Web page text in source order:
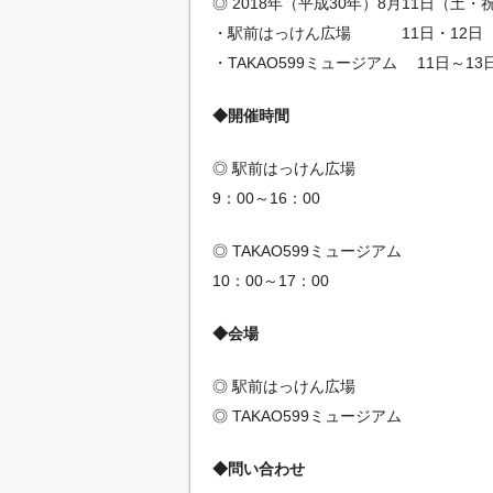
・駅前はっけん広場 11日・12日
・TAKAO599ミュージアム 11日～13
◆開催時間
◎ 駅前はっけん広場
9：00～16：00
◎ TAKAO599ミュージアム
10：00～17：00
◆会場
◎ 駅前はっけん広場
◎ TAKAO599ミュージアム
◆問い合わせ